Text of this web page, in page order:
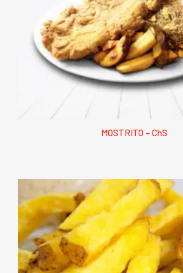
MOSTRITO – ChS